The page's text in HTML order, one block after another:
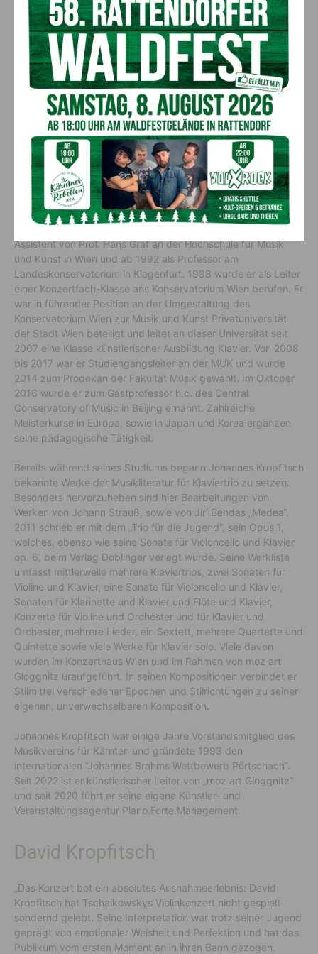
Festival, Copenhagen Summerfestival, Carinthischer Sommer,
Wien Modern, Styriarte Graz, Lachine Festival Canada,
Festival Ljubljana, Internationale Musikfestwochen Luzern,
Forbidden City Music Festival Peking, u.a. Rundfunk- und
Fernsehaufnahmen, auch mit selten gespieltem Repertoire im
ORF, SRG, ZDF, NDR, RAI, BBC und zahlreiche live-Mitschnitte
von Konzerten sowie CD-Aufnahmen bei EMI (Ersteinspielung
des Listz – Klaviertrios) und Gramola (alle Sonaten für Klavier
und Violine von W. A. Mozart, die gesamte Kammermusik von
Frédéric Chopin, sowie aller Trios von Franz Schubert) zeigen
die große Dichte der musikalischen Tätigkeit des JESS-Trio-
Wien. Seit 1993 gestaltet das JESS-Trio-Wien seinen eigenen
Zyklus von 6 Konzerten pro Jahr im Konzerthaus in Wien,
welcher seit 2003 im Mozartsaal stattfindet.
Johannes Kropfitsch unterrichtete zunächst 1985 als
Assistent von Prof. Hans Graf an der Hochschule für Musik
und Kunst in Wien und ab 1992 als Professor am
Landeskonservatorium in Klagenfurt. 1998 wurde er als Leiter
einer Konzertfach-Klasse ans Konservatorium Wien berufen. Er
war in führender Position an der Umgestaltung des
Konservatorium Wien zur Musik und Kunst Privatuniversität
der Stadt Wien beteiligt und leitet an dieser Universität seit
2007 eine Klasse künstlerischer Ausbildung Klavier. Von 2008
bis 2017 war er Studiengangsleiter an der MUK und wurde
2014 zum Prodekan der Fakultät Musik gewählt. Im Oktober
2016 wurde er zum Gastprofessor h.c. des Central
Conservatory of Music in Beijing ernannt. Zahlreiche
Meisterkurse in Europa, sowie in Japan und Korea ergänzen
seine pädagogische Tätigkeit.
Bereits während seines Studiums begann Johannes Kropfitsch
bekannte Werke der Musikliteratur für Klaviertrio zu setzen.
Besonders hervorzuheben sind hier Bearbeitungen von
Werken von Johann Strauß, sowie von Jiri Bendas „Medea“.
2011 schrieb er mit dem „Trio für die Jugend“, sein Opus 1,
welches, ebenso wie seine Sonate für Violoncello und Klavier
op. 6, beim Verlag Doblinger verlegt wurde. Seine Werkliste
umfasst mittlerweile mehrere Klaviertrios, zwei Sonaten für
Violine und Klavier, eine Sonate für Violoncello und Klavier,
Sonaten für Klarinette und Klavier und Flöte und Klavier,
Konzerte für Violine und Orchester und für Klavier und
Orchester, mehrere Lieder, ein Sextett, mehrere Quartette und
Quintette sowie viele Werke für Klavier solo. Viele davon
wurden im Konzerthaus Wien und im Rahmen von moz art
Gloggnitz uraufgeführt. In seinen Kompositionen verbindet er
Stilmittel verschiedener Epochen und Stilrichtungen zu seiner
eigenen, unverwechselbaren Komposition.
Johannes Kropfitsch war einige Jahre Vorstandsmitglied des
Musikvereins für Kärnten und gründete 1993 den
internationalen “Johannes Brahms Wettbewerb Pörtschach”.
Seit 2022 ist er künstlerischer Leiter von „moz art Gloggnitz“
und seit 2020 führt er seine eigene Künstler- und
Veranstaltungsagentur Piano.Forte.Management.
David Kropfitsch
„Das Konzert bot ein absolutes Ausnahmeerlebnis: David
Kropfitsch hat Tschaikowskys Violinkonzert nicht gespielt
sondernd gelebt. Seine Interpretation war trotz seiner Jugend
geprägt von emotionaler Weisheit und Perfektion und hat das
Publikum vom ersten Moment an in ihren Bann gezogen.